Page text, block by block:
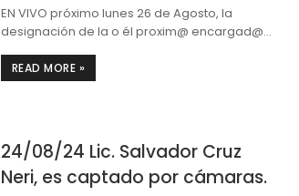
EN VIVO próximo lunes 26 de Agosto, la
designación de la o él proxim@ encargad@…
READ MORE »
24/08/24 Lic. Salvador Cruz
Neri, es captado por cámaras.